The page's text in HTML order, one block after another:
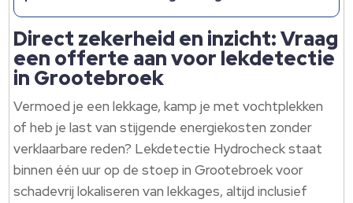
Direct zekerheid en inzicht: Vraag
een offerte aan voor lekdetectie
in Grootebroek
Vermoed je een lekkage, kamp je met vochtplekken
of heb je last van stijgende energiekosten zonder
verklaarbare reden? Lekdetectie Hydrocheck staat
binnen één uur op de stoep in Grootebroek voor
schadevrij lokaliseren van lekkages, altijd inclusief